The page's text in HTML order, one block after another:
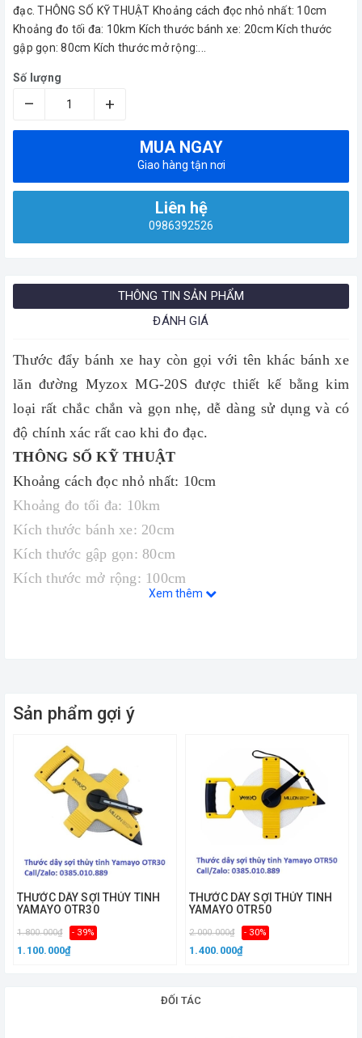
đạc. THÔNG SỐ KỸ THUẬT Khoảng cách đọc nhỏ nhất: 10cm
Khoảng đo tối đa: 10km Kích thước bánh xe: 20cm Kích thước
gập gọn: 80cm Kích thước mở rộng:...
Số lượng
– +
MUA NGAY
Giao hàng tận nơi
Liên hệ
0986392526
THÔNG TIN SẢN PHẨM
ĐÁNH GIÁ
Thước đẩy bánh xe hay còn gọi với tên khác bánh xe
lăn đường Myzox MG-20S được thiết kế bằng kim
loại rất chắc chắn và gọn nhẹ, dễ dàng sử dụng và có
độ chính xác rất cao khi đo đạc.
THÔNG SỐ KỸ THUẬT
Khoảng cách đọc nhỏ nhất: 10cm
Khoảng đo tối đa: 10km
Kích thước bánh xe: 20cm
Kích thước gập gọn: 80cm
Kích thước mở rộng: 100cm
Hãy liên hệ với chúng tôi để được tư vấn những sản phẩm
=>Tại Đây
Ty Đại việt !
Trắc Địa Đại Việt Rất Hân Hạnh Được Phục Vụ Quý
Khách Hàng !
Xem thêm
Sản phẩm gợi ý
THƯỚC DÂY SỢI THỦY TINH
YAMAYO OTR30
1.800.000₫ - 39%
1.100.000₫
THƯỚC DÂY SỢI THỦY TINH
YAMAYO OTR50
2.000.000₫ - 30%
1.400.000₫
ĐỐI TÁC